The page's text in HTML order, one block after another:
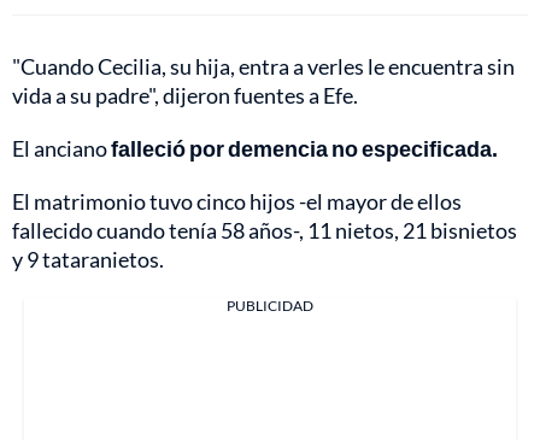
"Cuando Cecilia, su hija, entra a verles le encuentra sin
vida a su padre", dijeron fuentes a Efe.
El ancianofalleció por demencia no especificada.
El matrimonio tuvo cinco hijos -el mayor de ellos
fallecido cuando tenía 58 años-, 11 nietos, 21 bisnietos
y 9 tataranietos.
PUBLICIDAD